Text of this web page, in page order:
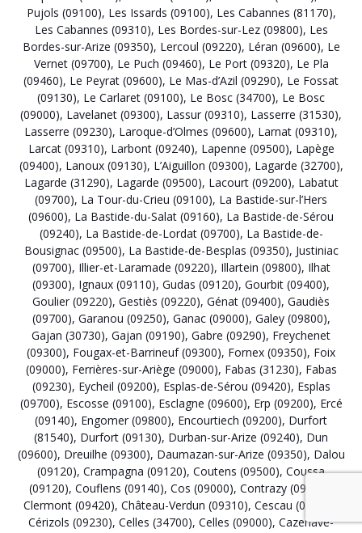
Pujols (09100), Les Issards (09100), Les Cabannes (81170),
Les Cabannes (09310), Les Bordes-sur-Lez (09800), Les
Bordes-sur-Arize (09350), Lercoul (09220), Léran (09600), Le
Vernet (09700), Le Puch (09460), Le Port (09320), Le Pla
(09460), Le Peyrat (09600), Le Mas-d’Azil (09290), Le Fossat
(09130), Le Carlaret (09100), Le Bosc (34700), Le Bosc
(09000), Lavelanet (09300), Lassur (09310), Lasserre (31530),
Lasserre (09230), Laroque-d’Olmes (09600), Larnat (09310),
Larcat (09310), Larbont (09240), Lapenne (09500), Lapège
(09400), Lanoux (09130), L’Aiguillon (09300), Lagarde (32700),
Lagarde (31290), Lagarde (09500), Lacourt (09200), Labatut
(09700), La Tour-du-Crieu (09100), La Bastide-sur-l’Hers
(09600), La Bastide-du-Salat (09160), La Bastide-de-Sérou
(09240), La Bastide-de-Lordat (09700), La Bastide-de-
Bousignac (09500), La Bastide-de-Besplas (09350), Justiniac
(09700), Illier-et-Laramade (09220), Illartein (09800), Ilhat
(09300), Ignaux (09110), Gudas (09120), Gourbit (09400),
Goulier (09220), Gestiès (09220), Génat (09400), Gaudiès
(09700), Garanou (09250), Ganac (09000), Galey (09800),
Gajan (30730), Gajan (09190), Gabre (09290), Freychenet
(09300), Fougax-et-Barrineuf (09300), Fornex (09350), Foix
(09000), Ferrières-sur-Ariège (09000), Fabas (31230), Fabas
(09230), Eycheil (09200), Esplas-de-Sérou (09420), Esplas
(09700), Escosse (09100), Esclagne (09600), Erp (09200), Ercé
(09140), Engomer (09800), Encourtiech (09200), Durfort
(81540), Durfort (09130), Durban-sur-Arize (09240), Dun
(09600), Dreuilhe (09300), Daumazan-sur-Arize (09350), Dalou
(09120), Crampagna (09120), Coutens (09500), Coussa
(09120), Couflens (09140), Cos (09000), Contrazy (09230)
Clermont (09420), Château-Verdun (09310), Cescau (09800)
Cérizols (09230), Celles (34700), Celles (09000), Cazenave-